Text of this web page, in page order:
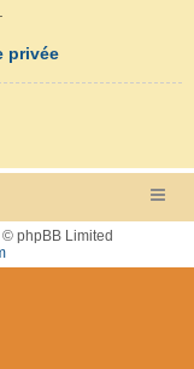
privée
phpBB Limited